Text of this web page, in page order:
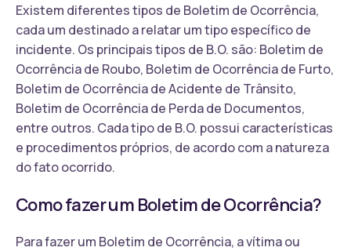
Existem diferentes tipos de Boletim de Ocorrência,
cada um destinado a relatar um tipo específico de
incidente. Os principais tipos de B.O. são: Boletim de
Ocorrência de Roubo, Boletim de Ocorrência de Furto,
Boletim de Ocorrência de Acidente de Trânsito,
Boletim de Ocorrência de Perda de Documentos,
entre outros. Cada tipo de B.O. possui características
e procedimentos próprios, de acordo com a natureza
do fato ocorrido.
Como fazer um Boletim de Ocorrência?
Para fazer um Boletim de Ocorrência, a vítima ou